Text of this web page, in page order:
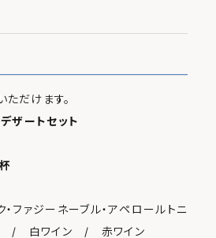
だけます。
デザートセット
・ファジーネーブル・アペロールトニック
ン / 白ワイン / 赤ワイン